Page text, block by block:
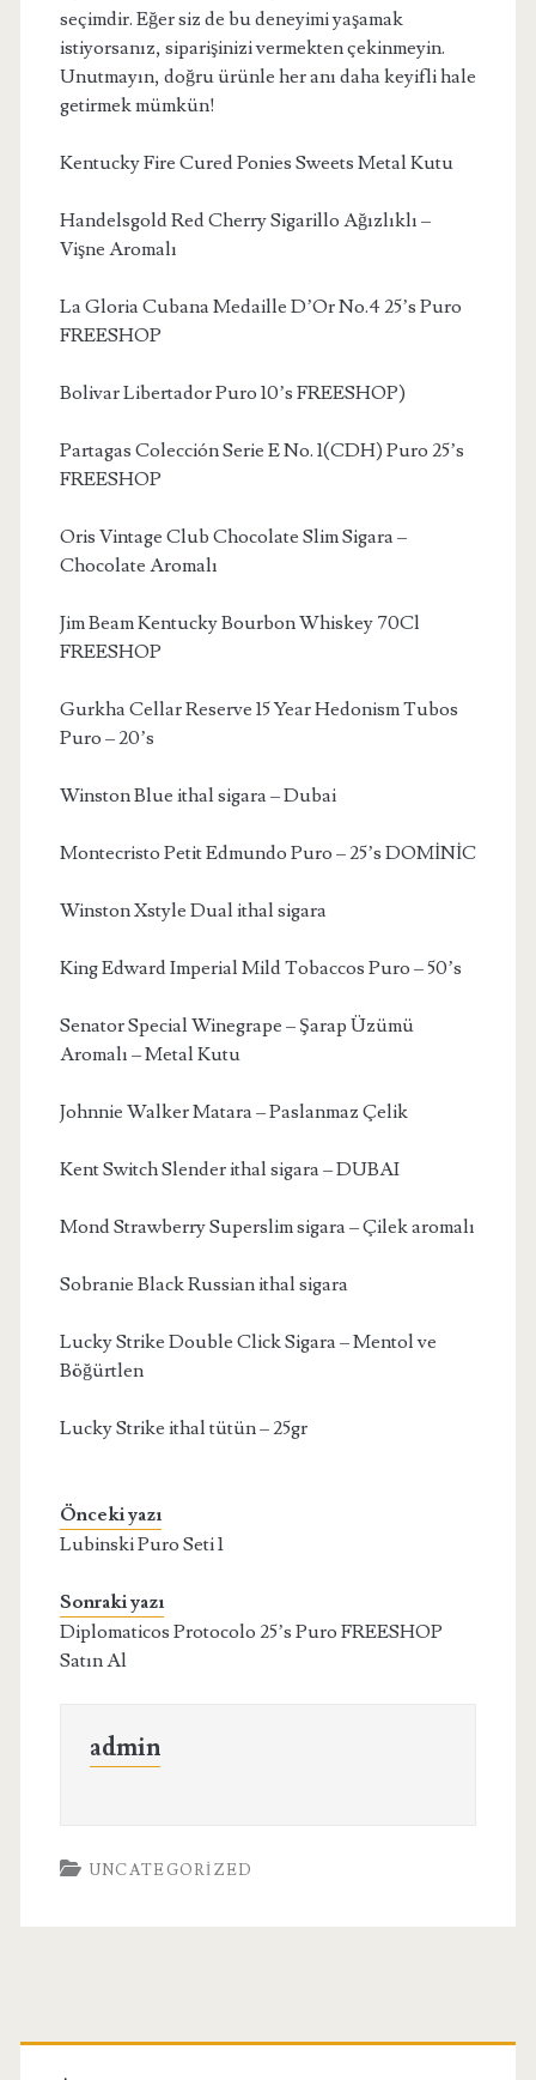
seçimdir. Eğer siz de bu deneyimi yaşamak
istiyorsanız, siparişinizi vermekten çekinmeyin.
Unutmayın, doğru ürünle her anı daha keyifli hale
getirmek mümkün!
Kentucky Fire Cured Ponies Sweets Metal Kutu
Handelsgold Red Cherry Sigarillo Ağızlıklı –
Vişne Aromalı
La Gloria Cubana Medaille D’Or No.4 25’s Puro
FREESHOP
Bolivar Libertador Puro 10’s FREESHOP)
Partagas Colección Serie E No. 1(CDH) Puro 25’s
FREESHOP
Oris Vintage Club Chocolate Slim Sigara –
Chocolate Aromalı
Jim Beam Kentucky Bourbon Whiskey 70Cl
FREESHOP
Gurkha Cellar Reserve 15 Year Hedonism Tubos
Puro – 20’s
Winston Blue ithal sigara – Dubai
Montecristo Petit Edmundo Puro – 25’s DOMİNİC
Winston Xstyle Dual ithal sigara
King Edward Imperial Mild Tobaccos Puro – 50’s
Senator Special Winegrape – Şarap Üzümü
Aromalı – Metal Kutu
Johnnie Walker Matara – Paslanmaz Çelik
Kent Switch Slender ithal sigara – DUBAI
Mond Strawberry Superslim sigara – Çilek aromalı
Sobranie Black Russian ithal sigara
Lucky Strike Double Click Sigara – Mentol ve
Böğürtlen
Lucky Strike ithal tütün – 25gr
Önceki yazı
Lubinski Puro Seti 1
Sonraki yazı
Diplomaticos Protocolo 25’s Puro FREESHOP
Satın Al
admin
UNCATEGORIZED
Birincil